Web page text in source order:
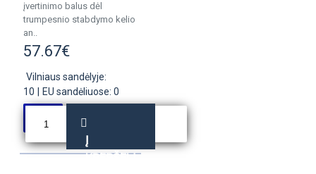
įvertinimo balus dėl
trumpesnio stabdymo kelio
an..
57.67€
Vilniaus sandėlyje:
10
EU sandėliuose: 0
Į
KREPŠELĮ